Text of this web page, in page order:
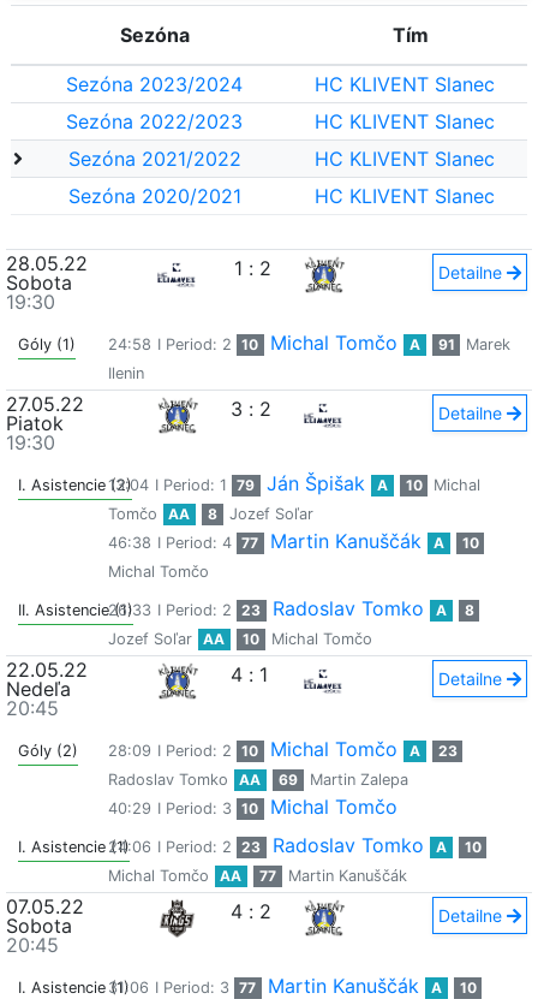
Sezóna Tím
Sezóna 2023/2024
HC KLIVENT Slanec
Sezóna 2022/2023
HC KLIVENT Slanec
Sezóna 2021/2022
HC KLIVENT Slanec
Sezóna 2020/2021
HC KLIVENT Slanec
28.05.22
Sobota
19:30
1 : 2 Detailne
Góly (1) 24:58 I Period: 2 10 Michal Tomčo A 91
Marek
Ilenin
27.05.22
Piatok
19:30
3 : 2 Detailne
I. Asistencie (2)
13:04 I Period: 1 79 Ján Špišak A 10
Michal
Tomčo
AA 8
Jozef Soľar
46:38 I Period: 4 77 Martin Kanuščák A
10
Michal Tomčo
II. Asistencie (1)
26:33 I Period: 2 23 Radoslav Tomko A
8
Jozef Soľar
AA 10 Michal Tomčo
22.05.22
Nedeľa
20:45
4 : 1 Detailne
Góly (2) 28:09 I Period: 2 10 Michal Tomčo A
23
Radoslav Tomko
AA 69
Martin Zalepa
40:29 I Period: 3 10 Michal Tomčo
I. Asistencie (1)24:06 I Period: 2 23 Radoslav Tomko A
10
Michal Tomčo
AA 77 Martin Kanuščák
07.05.22
Sobota
20:45
4 : 2 Detailne
I. Asistencie (1)31:06 I Period: 3 77 Martin Kanuščák A
10